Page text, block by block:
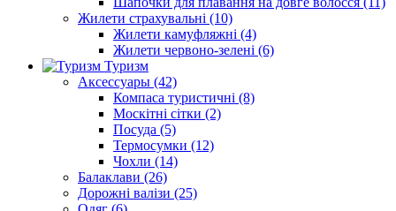
Жилети страхувальні (10)
Жилети камуфляжні (4)
Жилети червоно-зелені (6)
Туризм
Аксессуары (42)
Компаса туристичні (8)
Москітні сітки (2)
Посуда (5)
Термосумки (12)
Чохли (14)
Балаклави (26)
Дорожні валізи (25)